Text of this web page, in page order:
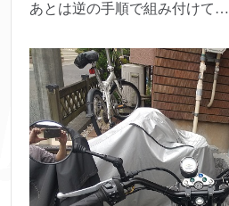
あとは逆の手順で組み付けて…